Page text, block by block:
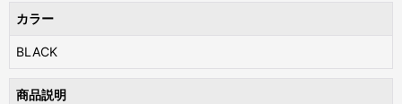
カラー
BLACK
商品説明